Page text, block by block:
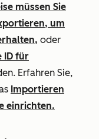
müssen Sie
um
oder
ID für
Erfahren Sie,
Importieren
einrichten.